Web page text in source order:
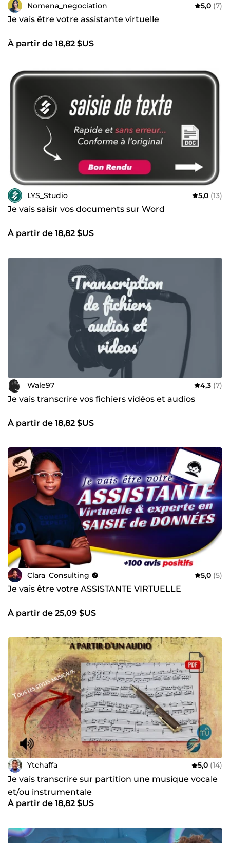
Nomena_negociation 5,0 (7)
Je vais être votre assistante virtuelle
À partir de 18,82 $US
LYS_Studio 5,0 (13)
Je vais saisir vos documents sur Word
À partir de 18,82 $US
Wale97 4,3 (7)
Je vais transcrire vos fichiers vidéos et audios
À partir de 18,82 $US
Clara_Consulting 5,0 (5)
Je vais être votre ASSISTANTE VIRTUELLE
À partir de 25,09 $US
Ytchaffa 5,0 (14)
Je vais transcrire sur partition une musique vocale
et/ou instrumentale
À partir de 18,82 $US